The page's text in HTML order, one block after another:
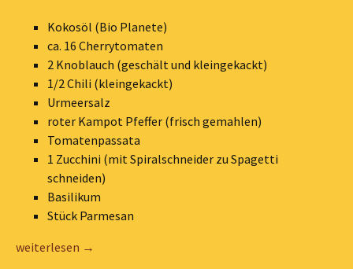
Kokosöl (Bio Planete)
ca. 16 Cherrytomaten
2 Knoblauch (geschält und kleingekackt)
1/2 Chili (kleingekackt)
Urmeersalz
roter Kampot Pfeffer (frisch gemahlen)
Tomatenpassata
1 Zucchini (mit Spiralschneider zu Spagetti
schneiden)
Basilikum
Stück Parmesan
Zucchini Spagetti mit Cherrytomaten & Basilikum
weiterlesen →